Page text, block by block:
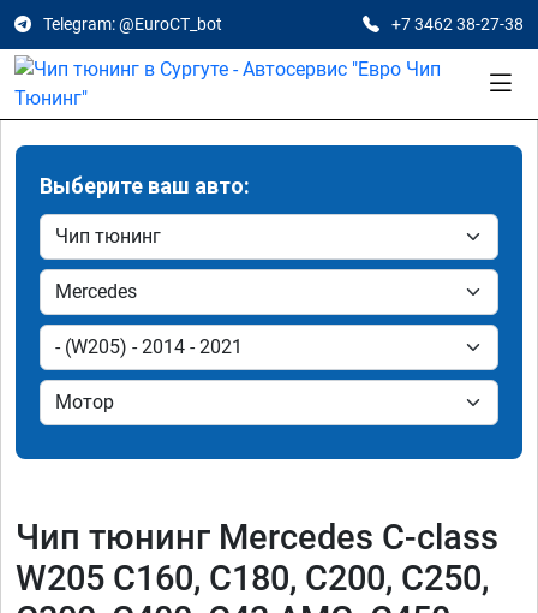
Telegram: @EuroCT_bot +7 3462 38-27-38
Выберите ваш авто:
Чип тюнинг Mercedes C-class
W205 C160, C180, C200, C250,